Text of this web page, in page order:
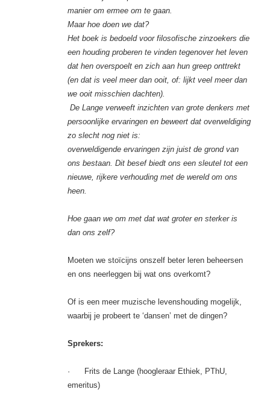
manier om ermee om te gaan.
Maar hoe doen we dat?
Het boek is bedoeld voor filosofische zinzoekers die
een houding proberen te vinden tegenover het leven
dat hen overspoelt en zich aan hun greep onttrekt
(en dat is veel meer dan ooit, of: lijkt veel meer dan
we ooit misschien dachten).
De Lange verweeft inzichten van grote denkers met
persoonlijke ervaringen en beweert dat overweldiging
zo slecht nog niet is:
overweldigende ervaringen zijn juist de grond van
ons bestaan. Dit besef biedt ons een sleutel tot een
nieuwe, rijkere verhouding met de wereld om ons
heen.
Hoe gaan we om met dat wat groter en sterker is
dan ons zelf?
Moeten we stoïcijns onszelf beter leren beheersen
en ons neerleggen bij wat ons overkomt?
Of is een meer muzische levenshouding mogelijk,
waarbij je probeert te ‘dansen’ met de dingen?
Sprekers:
· Frits de Lange (hoogleraar Ethiek, PThU,
emeritus)